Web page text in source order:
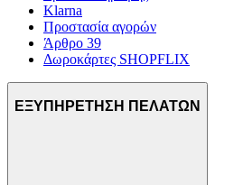
Klarna
Προστασία αγορών
Άρθρο 39
Δωροκάρτες SHOPFLIX
ΕΞΥΠΗΡΕΤΗΣΗ ΠΕΛΑΤΩΝ